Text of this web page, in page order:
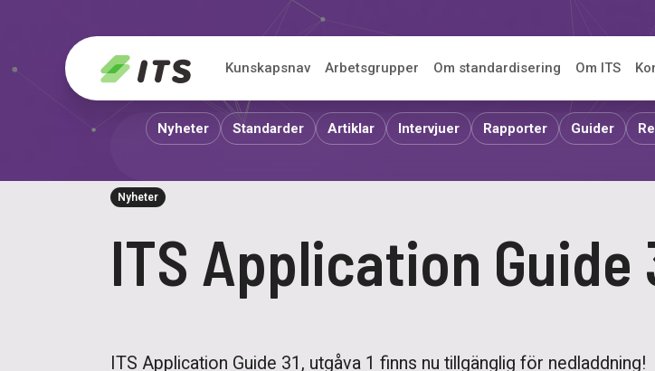
Kunskapsnav Arbetsgrupper Om standardisering Om ITS
Nyheter Standarder Artiklar Intervjuer Rapporter Guider
Nyheter
ITS Application Guide
ITS Application Guide 31, utgåva 1 finns nu tillgänglig för nedladdning!